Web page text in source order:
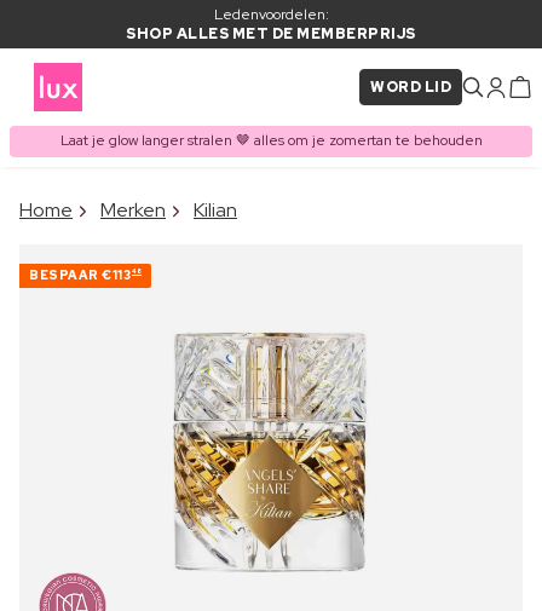
Ledenvoordelen:
SHOP ALLES MET DE MEMBERPRIJS
WORD LID
Laat je glow langer stralen 🤎 alles om je zomertan te behouden
ITEM TOEGEVOEGD AAN
Home Merken Kilian
BESPAAR €11348